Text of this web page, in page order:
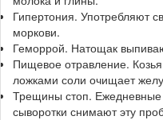
Гипертония. Употребляют
моркови.
Геморрой. Натощак
Пищевое отравление.
ложками соли очищает
Трещины стоп. Ежедневные
сыворотки снимают эту